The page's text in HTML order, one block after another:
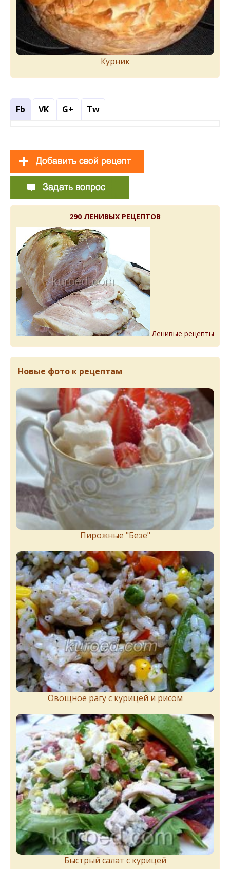
Курник
Fb VK G+ Tw
290 ЛЕНИВЫХ РЕЦЕПТОВ
Ленивые рецепты
Новые фото к рецептам
Пирожныe "Бeзe"
Овощное рагу с курицей и рисом
Быстрый салат с курицей